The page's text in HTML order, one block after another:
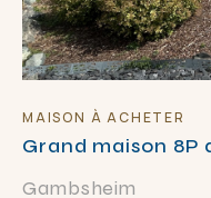
A B C
FERMER
MAISON À ACHETER
Grand maison 8P
Gambsheim